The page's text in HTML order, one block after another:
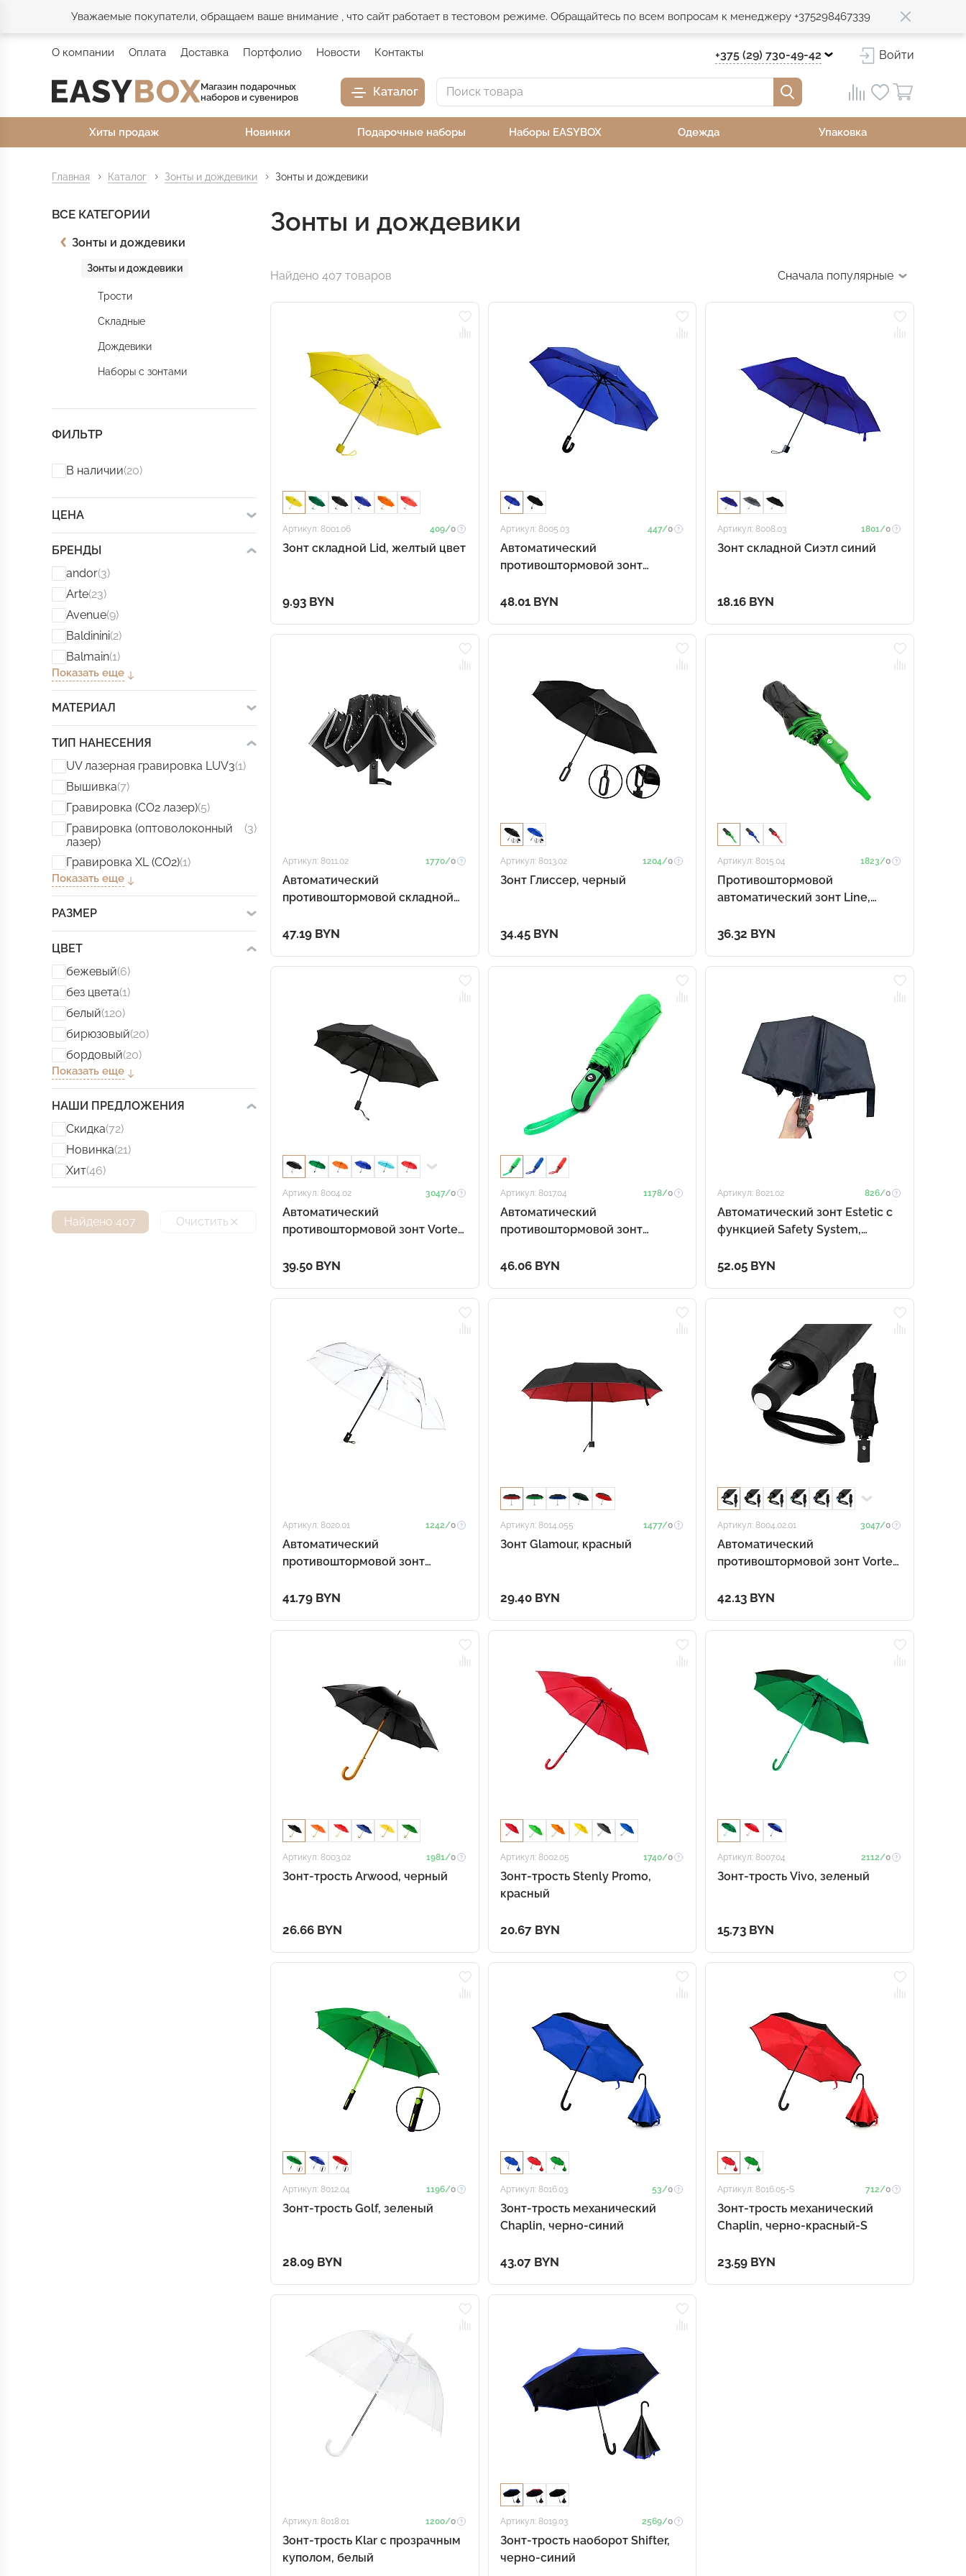
Уважаемые покупатели, обращаем ваше внимание , что сайт работает в тестовом режиме. Обращайтесь по всем вопросам к менеджеру +375298467339
О компании Оплата Доставка Портфолио Новости Контакты +375 (29) 730-49-42 Войти
Магазин подарочных
наборов и сувениров
Каталог
Хиты продаж Новинки Подарочные наборы Наборы EASYBOX Одежда Упаковка
Главная Каталог Зонты и дождевики Зонты и дождевики
ВСЕ КАТЕГОРИИ
Зонты и дождевики
Зонты и дождевики
Трости
Складные
Дождевики
Наборы с зонтами
ФИЛЬТР
В наличии(20)
ЦЕНА
БРЕНДЫ
andor(3)
Arte(23)
Avenue(9)
Baldinini(2)
Balmain(1)
Показать еще
МАТЕРИАЛ
ТИП НАНЕСЕНИЯ
UV лазерная гравировка LUV3(1)
Вышивка(7)
Гравировка (CO2 лазер)(5)
Гравировка (оптоволоконный
лазер)
(3)
Гравировка XL (СО2)(1)
Показать еще
РАЗМЕР
ЦВЕТ
бежевый(6)
без цвета(1)
белый(120)
бирюзовый(20)
бордовый(20)
Показать еще
НАШИ ПРЕДЛОЖЕНИЯ
Скидка(72)
Новинка(21)
Хит(46)
Найдено 407 Очистить
Зонты и дождевики
Найдено 407 товаров Сначала популярные
Артикул: 8001.06 409/0
Зонт складной Lid, желтый цвет
9.93 BYN
Артикул: 8005.03 447/0
Автоматический
противоштормовой зонт
48.01 BYN
Артикул: 8008.03 1801/0
Зонт складной Сиэтл синий
18.16 BYN
Артикул: 8011.02 1770/0
Автоматический
противоштормовой складной
сложением)
47.19 BYN
Артикул: 8013.02 1204/0
Зонт Глиссер, черный
34.45 BYN
Артикул: 8015.04 1823/0
Противоштормовой
автоматический зонт Line,
36.32 BYN
Артикул: 8004.02 3047/0
Автоматический
противоштормовой зонт Vortex,
39.50 BYN
Артикул: 8017.04 1178/0
Автоматический
противоштормовой зонт
46.06 BYN
Артикул: 8021.02 826/0
Автоматический зонт Estetic с
функцией Safety System,
52.05 BYN
Артикул: 8020.01 1242/0
Автоматический
противоштормовой зонт
41.79 BYN
Артикул: 8014.055 1477/0
Зонт Glamour, красный
29.40 BYN
Артикул: 8004.02.01 3047/0
Автоматический
противоштормовой зонт Vortex
42.13 BYN
Артикул: 8003.02 1981/0
Зонт-трость Arwood, черный
26.66 BYN
Артикул: 8002.05 1740/0
Зонт-трость Stenly Promo,
красный
20.67 BYN
Артикул: 8007.04 2112/0
Зонт-трость Vivo, зеленый
15.73 BYN
Артикул: 8012.04 1196/0
Зонт-трость Golf, зеленый
28.09 BYN
Артикул: 8016.03 53/0
Зонт-трость механический
Chaplin, черно-синий
43.07 BYN
Артикул: 8016.05-S 712/0
Зонт-трость механический
Chaplin, черно-красный-S
23.59 BYN
Артикул: 8018.01 1200/0
Зонт-трость Klar с прозрачным
куполом, белый
Артикул: 8019.03 2569/0
Зонт-трость наоборот Shifter,
черно-синий